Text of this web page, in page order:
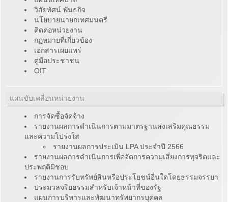
วิสัยทัศน์ พันธกิจ
นโยบายนายกเทศมนตรี
ติดต่อหน่วยงาน
กฏหมายที่เกี่ยวข้อง
เอกสารเผยแพร่
คู่มือประชาชน
OIT
แผนขับเคลื่อนหน่วยงาน
การจัดซื้อจัดจ้าง
รายงานผลการดำเนินการตามมาตรฐานส่งเสริมคุณธรรม
และความโปร่งใส
รายงานผลการประเมิน LPA ประจำปี 2566
รายงานผลการดำเนินการเพื่อจัดการความเสี่ยงการทุจริตและ
ประพฤติมิชอบ
รายงานการรับทรัพย์สินหรือประโยชน์อื่นใดโดยธรรมจรรยา
ประมวลจริยธรรมสำหรับเจ้าหน้าที่ของรัฐ
แผนการบริหารและพัฒนาทรัพยากรบุคคล